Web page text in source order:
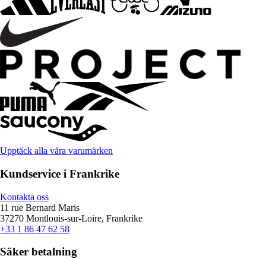
Upptäck alla våra varumärken
Kundservice i Frankrike
Kontakta oss
11 rue Bernard Maris
37270 Montlouis-sur-Loire, Frankrike
+33 1 86 47 62 58
Säker betalning